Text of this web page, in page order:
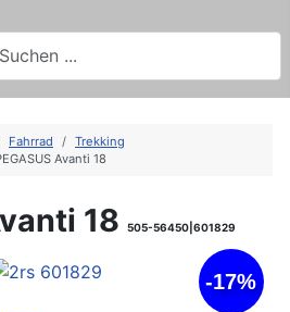
Fahrrad
Trekking
Avanti 18
18 505-56450|601829
-17%